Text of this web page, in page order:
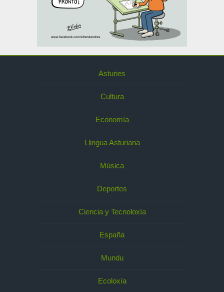
Asturies
Cultura
Economía
Llingua Asturiana
Música
Deportes
Ciencia y Tecnoloxía
España
Mundu
Ecoloxía